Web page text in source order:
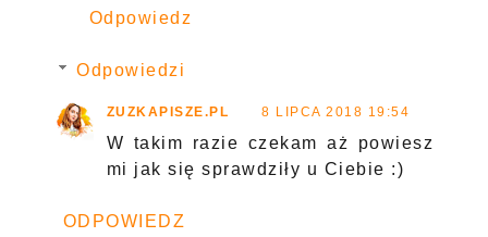
Odpowiedz
Odpowiedzi
ZUZKAPISZE.PL 8 LIPCA 2018 19:54
W takim razie czekam aż powiesz
mi jak się sprawdziły u Ciebie :)
ODPOWIEDZ